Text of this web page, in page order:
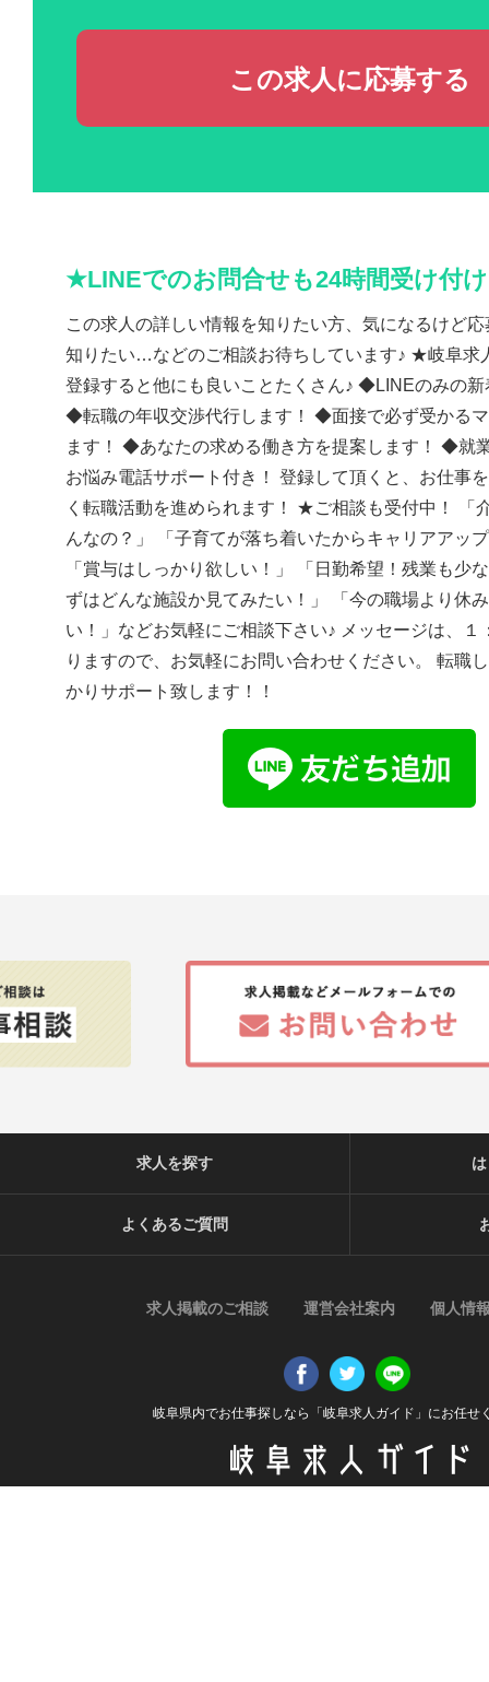
この求人に応募する
★LINEでのお問合せも24時間受け付
この求人の詳しい情報を知りたい方、気になるけど
知りたい…などのご相談お待ちしています♪ ★岐阜求
登録すると他にも良いことたくさん♪ ◆LINEのみの
◆転職の年収交渉代行します！ ◆面接で必ず受かる
ます！ ◆あなたの求める働き方を提案します！ ◆就
お悩み電話サポート付き！ 登録して頂くと、お仕事
く転職活動を進められます！ ★ご相談も受付中！ 「
んなの？」 「子育てが落ち着いたからキャリアアッ
「賞与はしっかり欲しい！」 「日勤希望！残業も少
ずはどんな施設か見てみたい！」 「今の職場より休
い！」などお気軽にご相談下さい♪ メッセージは、１
りますので、お気軽にお問い合わせください。 転職
かりサポート致します！！
岐阜県内でお仕事探しなら「岐阜求人ガイド」にお任せ
求人を探す
よくあるご質問
求人掲載のご相談 運営会社案内 個人情